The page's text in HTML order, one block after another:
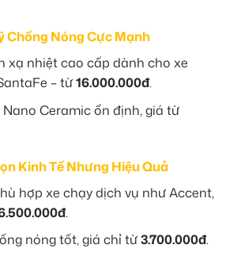
Chống Nóng Cực Mạnh
xạ nhiệt cao cấp dành cho xe
– từ16.000.000đ.
Nano Ceramic ổn định, giá từ
Kinh Tế Nhưng Hiệu Quả
hợp xe chạy dịch vụ như Accent,
.
nóng tốt, giá chỉ từ3.700.000đ.